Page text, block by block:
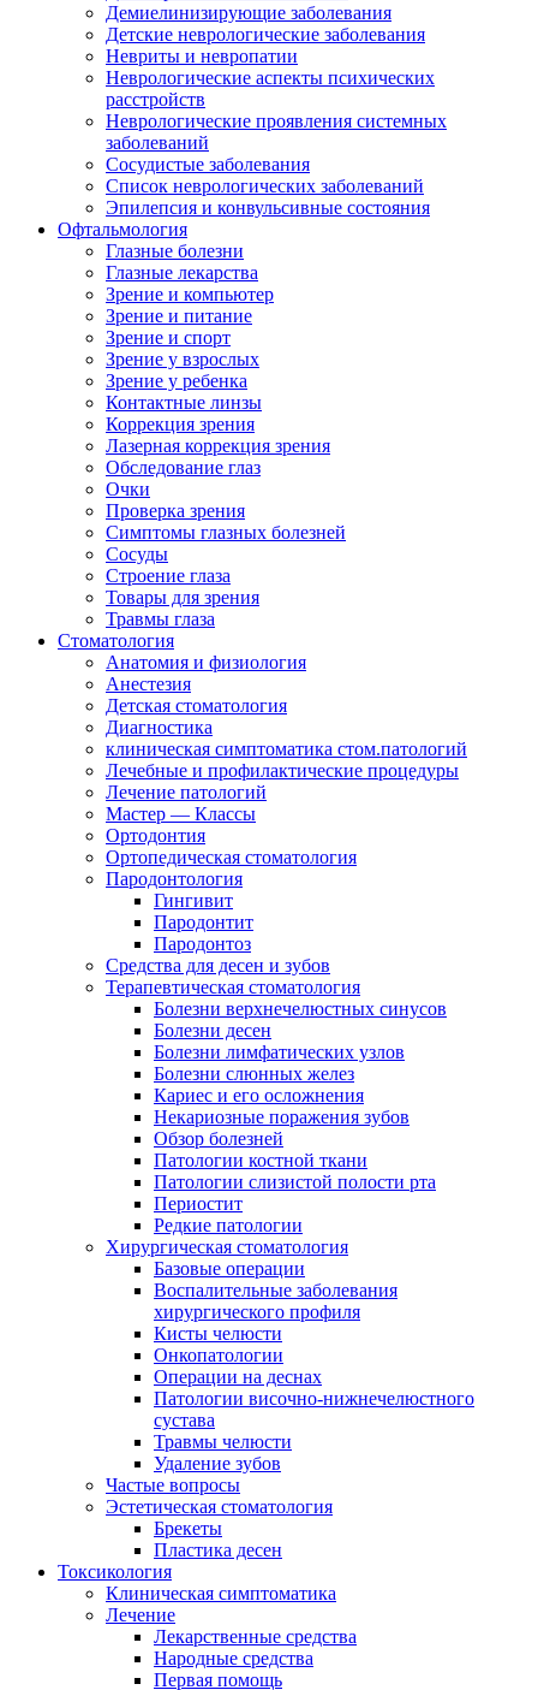
Демиелинизирующие заболевания
Детские неврологические заболевания
Невриты и невропатии
Неврологические аспекты психических
расстройств
Неврологические проявления системных
заболеваний
Сосудистые заболевания
Список неврологических заболеваний
Эпилепсия и конвульсивные состояния
Офтальмология
Глазные болезни
Глазные лекарства
Зрение и компьютер
Зрение и питание
Зрение и спорт
Зрение у взрослых
Зрение у ребенка
Контактные линзы
Коррекция зрения
Лазерная коррекция зрения
Обследование глаз
Очки
Проверка зрения
Симптомы глазных болезней
Сосуды
Строение глаза
Товары для зрения
Травмы глаза
Стоматология
Анатомия и физиология
Анестезия
Детская стоматология
Диагностика
клиническая симптоматика стом.патологий
Лечебные и профилактические процедуры
Лечение патологий
Мастер — Классы
Ортодонтия
Ортопедическая стоматология
Пародонтология
Гингивит
Пародонтит
Пародонтоз
Средства для десен и зубов
Терапевтическая стоматология
Болезни верхнечелюстных синусов
Болезни десен
Болезни лимфатических узлов
Болезни слюнных желез
Кариес и его осложнения
Некариозные поражения зубов
Обзор болезней
Патологии костной ткани
Патологии слизистой полости рта
Периостит
Редкие патологии
Хирургическая стоматология
Базовые операции
Воспалительные заболевания
хирургического профиля
Кисты челюсти
Онкопатологии
Операции на деснах
Патологии височно-нижнечелюстного
сустава
Травмы челюсти
Удаление зубов
Частые вопросы
Эстетическая стоматология
Брекеты
Пластика десен
Токсикология
Клиническая симптоматика
Лечение
Лекарственные средства
Народные средства
Первая помощь